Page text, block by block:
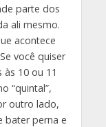
parte dos
ali mesmo.
acontece
você quiser
10 ou 11
“quintal”,
outro lado,
bater perna e